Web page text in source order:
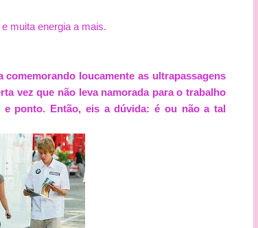
muita energia a mais.
loucamente as ultrapassagens
vez que não leva namorada para o trabalho
ponto. Então, eis a dúvida: é ou não a tal